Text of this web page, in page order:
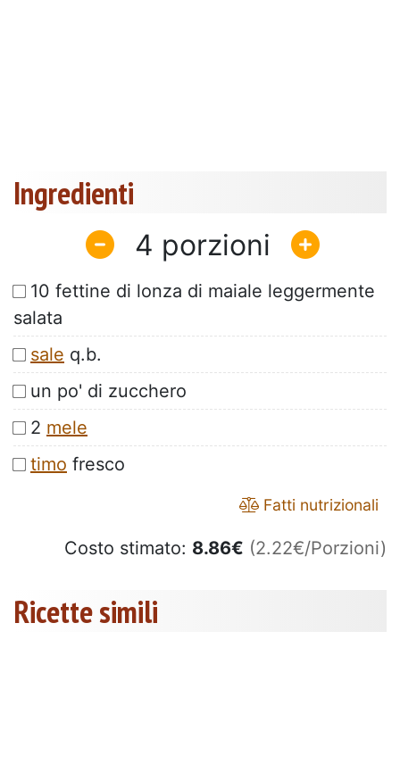
Ingredienti
4
10 fettine di lonza di maiale leggermente
salata
sale q.b.
un po' di zucchero
2 mele
timo fresco
Fatti nutrizionali
Costo stimato: 8.86€ (2.22€/Porzioni)
Ricette simili